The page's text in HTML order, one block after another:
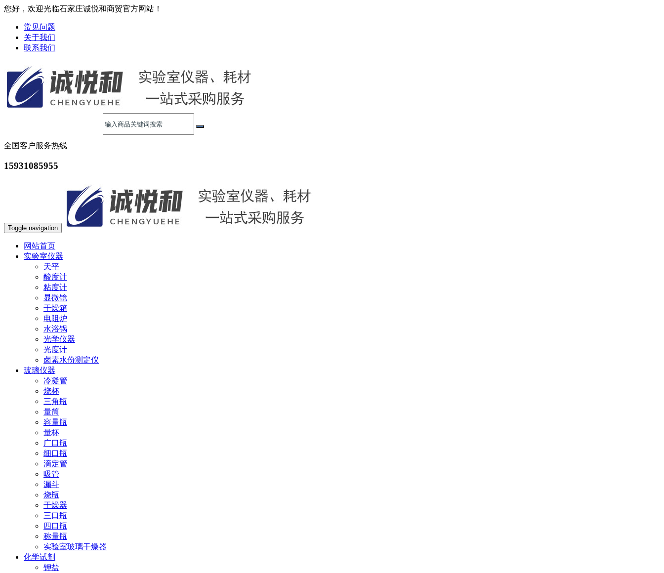
您好，欢迎光临石家庄诚悦和商贸官方网站！
常见问题
关于我们
联系我们
全国客户服务热线
15931085955
Toggle navigation
网站首页
实验室仪器
天平
酸度计
粘度计
显微镜
干燥箱
电阻炉
水浴锅
光学仪器
光度计
卤素水份测定仪
玻璃仪器
冷凝管
烧杯
三角瓶
量筒
容量瓶
量杯
广口瓶
细口瓶
滴定管
吸管
漏斗
烧瓶
干燥器
三口瓶
四口瓶
称量瓶
实验室玻璃干燥器
化学试剂
钾盐